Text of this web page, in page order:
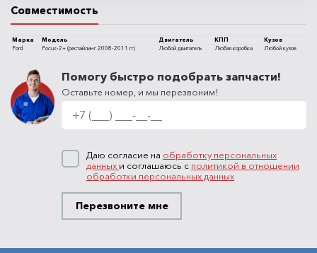
Совместимость
Марка Модель Двигатель КПП
Кузов
Ford
Focus-2+ (рестайлинг 2008-2011 гг) Любой двигатель Любая коробка Любой кузов
Помогу быстро подобрать запчасти!
Оставьте номер, и мы перезвоним!
Даю согласие на обработку персональных
данных и соглашаюсь с политикой в отношении
обработки персональных данных
Перезвоните мне